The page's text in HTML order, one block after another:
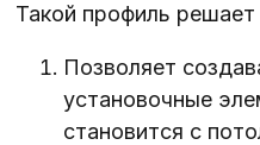
Такой профиль
Позволяет
установочные
становится с